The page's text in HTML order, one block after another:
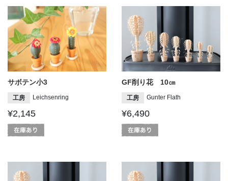
サボテン小3
工房 Leichsenring
¥2,145
GF削り花 10㎝
工房 Gunter Flath
¥6,490